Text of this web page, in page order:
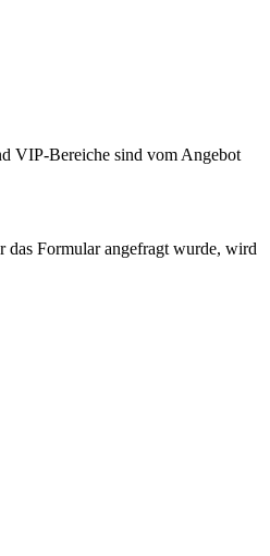
VIP-Bereiche sind vom Angebot
das Formular angefragt wurde, wird